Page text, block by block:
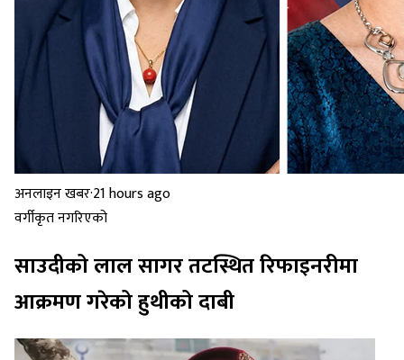
अनलाइन खबर·21 hours ago
वर्गीकृत नगरिएको
साउदीको लाल सागर तटस्थित रिफाइनरीमा
आक्रमण गरेको हुथीको दाबी